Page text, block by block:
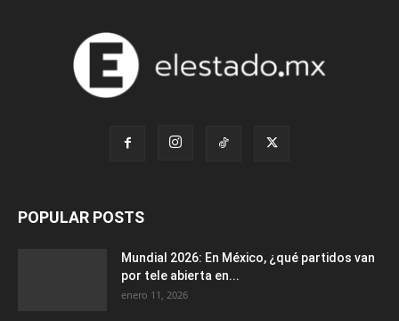
POPULAR POSTS
Mundial 2026: En México, ¿qué partidos van
por tele abierta en...
enero 11, 2026